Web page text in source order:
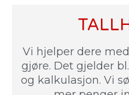
Vi hjelper dere
gjøre. Det gjelder
og kalkulasjon. Vi